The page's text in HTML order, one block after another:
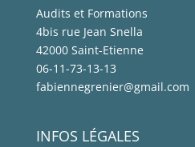
Audits et Formations
4bis rue Jean Snella
42000 Saint-Etienne
06-11-73-13-13
fabiennegrenier@gmail.com
INFOS LÉGALES